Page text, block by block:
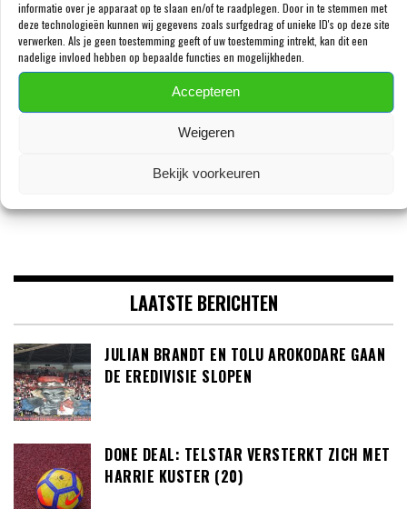
informatie over je apparaat op te slaan en/of te raadplegen. Door in te stemmen met
deze technologieën kunnen wij gegevens zoals surfgedrag of unieke ID's op deze site
verwerken. Als je geen toestemming geeft of uw toestemming intrekt, kan dit een
nadelige invloed hebben op bepaalde functies en mogelijkheden.
Accepteren
Weigeren
Bekijk voorkeuren
VOLG ONS OP FACEBOOK
LAATSTE BERICHTEN
JULIAN BRANDT EN TOLU AROKODARE GAAN
DE EREDIVISIE SLOPEN
DONE DEAL: TELSTAR VERSTERKT ZICH MET
HARRIE KUSTER (20)